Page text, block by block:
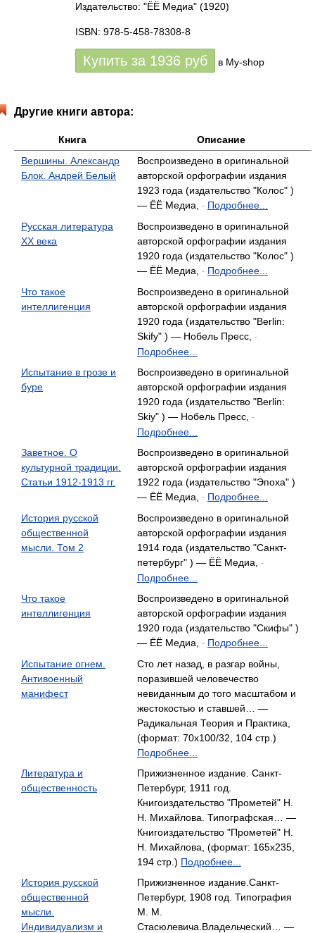
Издательство: "ЁЁ Медиа" (1920)
ISBN: 978-5-458-78308-8
Купить за 1936 руб в My-shop
Другие книги автора:
Книга
Описание
Вершины. Александр
Блок. Андрей Белый
Воспроизведено в оригинальной
авторской орфографии издания
1923 года (издательство "Колос" )
— ЁЁ Медиа,
- Подробнее...
Русская литература
ХХ века
Воспроизведено в оригинальной
авторской орфографии издания
1920 года (издательство "Колос" )
— ЁЁ Медиа,
- Подробнее...
Что такое
интеллигенция
Воспроизведено в оригинальной
авторской орфографии издания
1920 года (издательство "Berlin:
Skify" ) — Нобель Пресс,
-
Подробнее...
Испытание в грозе и
буре
Воспроизведено в оригинальной
авторской орфографии издания
1920 года (издательство "Berlin:
Skiy" ) — Нобель Пресс,
-
Подробнее...
Заветное. О
культурной традиции.
Статьи 1912-1913 гг.
Воспроизведено в оригинальной
авторской орфографии издания
1922 года (издательство "Эпоха" )
— ЁЁ Медиа,
- Подробнее...
История русской
общественной
мысли. Том 2
Воспроизведено в оригинальной
авторской орфографии издания
1914 года (издательство "Санкт-
петербург" ) — ЁЁ Медиа,
-
Подробнее...
Что такое
интеллигенция
Воспроизведено в оригинальной
авторской орфографии издания
1920 года (издательство "Скифы" )
— ЁЁ Медиа,
- Подробнее...
Испытание огнем.
Антивоенный
манифест
Сто лет назад, в разгар войны,
поразившей человечество
невиданным до того масштабом и
жестокостью и ставшей… —
Радикальная Теория и Практика,
(формат: 70x100/32, 104 стр.)
Подробнее...
Литература и
общественность
Прижизненное издание. Санкт-
Петербург, 1911 год.
Книгоиздательство "Прометей" Н.
Н. Михайлова. Типографская… —
Книгоиздательство "Прометей" Н.
Н. Михайлова, (формат: 165x235,
194 стр.) Подробнее...
История русской
общественной
мысли.
Индивидуализм и
Прижизненное издание.Санкт-
Петербург, 1908 год. Типография
М. М.
Стасюлевича.Владельческий… —